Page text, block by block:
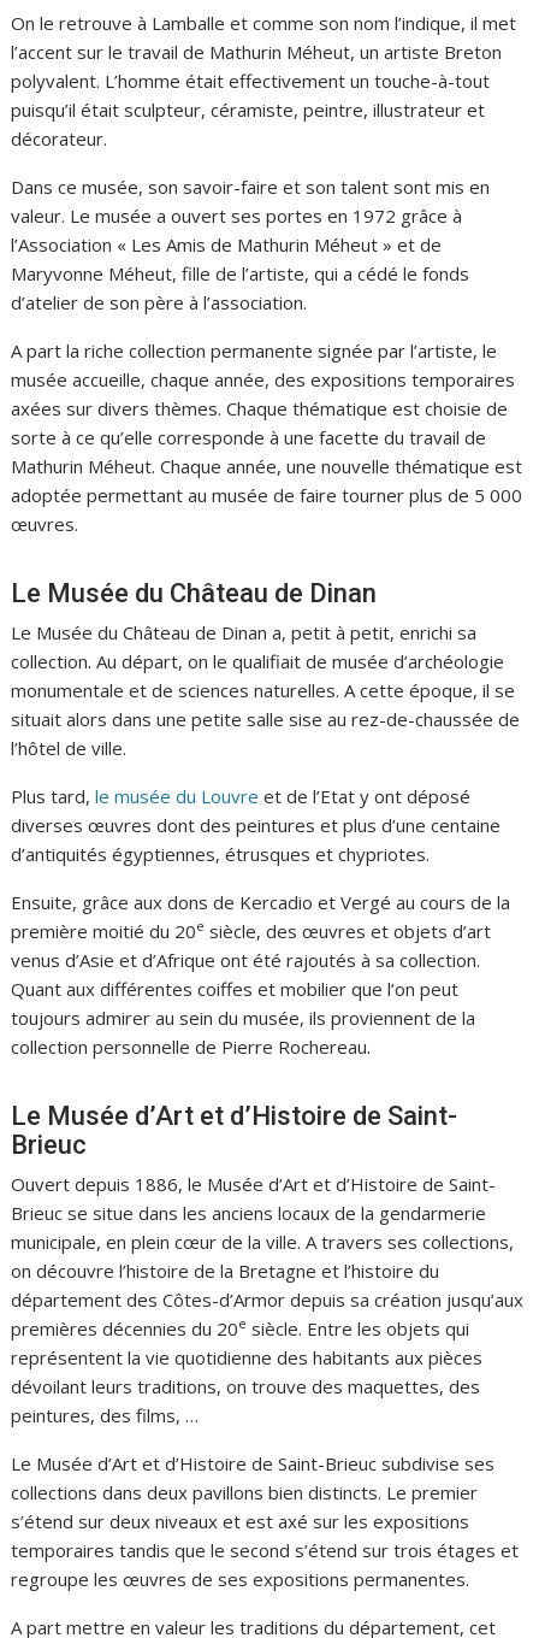
On le retrouve à Lamballe et comme son nom l’indique, il met
l’accent sur le travail de Mathurin Méheut, un artiste Breton
polyvalent. L’homme était effectivement un touche-à-tout
puisqu’il était sculpteur, céramiste, peintre, illustrateur et
décorateur.
Dans ce musée, son savoir-faire et son talent sont mis en
valeur. Le musée a ouvert ses portes en 1972 grâce à
l’Association « Les Amis de Mathurin Méheut » et de
Maryvonne Méheut, fille de l’artiste, qui a cédé le fonds
d’atelier de son père à l’association.
A part la riche collection permanente signée par l’artiste, le
musée accueille, chaque année, des expositions temporaires
axées sur divers thèmes. Chaque thématique est choisie de
sorte à ce qu’elle corresponde à une facette du travail de
Mathurin Méheut. Chaque année, une nouvelle thématique est
adoptée permettant au musée de faire tourner plus de 5 000
œuvres.
Le Musée du Château de Dinan
Le Musée du Château de Dinan a, petit à petit, enrichi sa
collection. Au départ, on le qualifiait de musée d’archéologie
monumentale et de sciences naturelles. A cette époque, il se
situait alors dans une petite salle sise au rez-de-chaussée de
l’hôtel de ville.
Plus tard,le musée du Louvre et de l’Etat y ont déposé
diverses œuvres dont des peintures et plus d’une centaine
d’antiquités égyptiennes, étrusques et chypriotes.
Ensuite, grâce aux dons de Kercadio et Vergé au cours de la
première moitié du 20e siècle, des œuvres et objets d’art
venus d’Asie et d’Afrique ont été rajoutés à sa collection.
Quant aux différentes coiffes et mobilier que l’on peut
toujours admirer au sein du musée, ils proviennent de la
collection personnelle de Pierre Rochereau.
Le Musée d’Art et d’Histoire de Saint-
Brieuc
Ouvert depuis 1886, le Musée d’Art et d’Histoire de Saint-
Brieuc se situe dans les anciens locaux de la gendarmerie
municipale, en plein cœur de la ville. A travers ses collections,
on découvre l’histoire de la Bretagne et l’histoire du
département des Côtes-d’Armor depuis sa création jusqu’aux
premières décennies du 20e siècle. Entre les objets qui
représentent la vie quotidienne des habitants aux pièces
dévoilant leurs traditions, on trouve des maquettes, des
peintures, des films, …
Le Musée d’Art et d’Histoire de Saint-Brieuc subdivise ses
collections dans deux pavillons bien distincts. Le premier
s’étend sur deux niveaux et est axé sur les expositions
temporaires tandis que le second s’étend sur trois étages et
regroupe les œuvres de ses expositions permanentes.
A part mettre en valeur les traditions du département, cet